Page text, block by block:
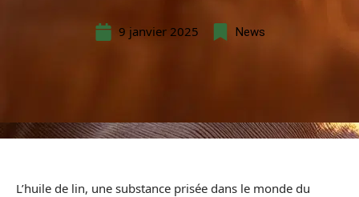
9 janvier 2025 News
L’huile de lin, une substance prisée dans le monde du